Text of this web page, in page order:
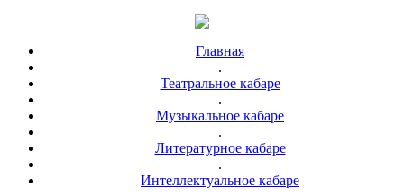
Главная
.
Театральное кабаре
.
Музыкальное кабаре
.
Литературное кабаре
.
Интеллектуальное кабаре